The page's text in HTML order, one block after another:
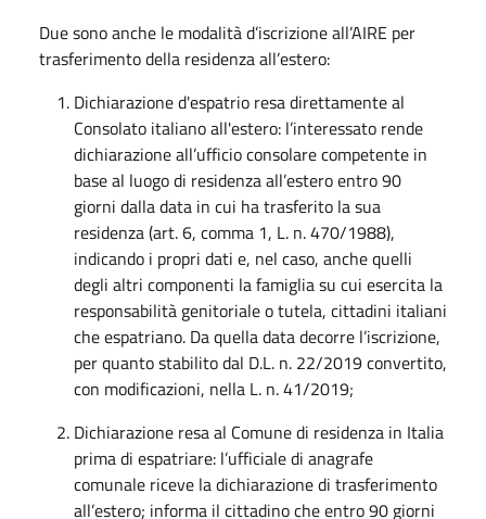
Due sono anche le modalità d’iscrizione all’AIRE per
trasferimento della residenza all’estero:
Dichiarazione d'espatrio resa direttamente al
Consolato italiano all'estero: l’interessato rende
dichiarazione all’ufficio consolare competente in
base al luogo di residenza all’estero entro 90
giorni dalla data in cui ha trasferito la sua
residenza (art. 6, comma 1, L. n. 470/1988),
indicando i propri dati e, nel caso, anche quelli
degli altri componenti la famiglia su cui esercita la
responsabilità genitoriale o tutela, cittadini italiani
che espatriano. Da quella data decorre l’iscrizione,
per quanto stabilito dal D.L. n. 22/2019 convertito,
con modificazioni, nella L. n. 41/2019;
Dichiarazione resa al Comune di residenza in Italia
prima di espatriare: l’ufficiale di anagrafe
comunale riceve la dichiarazione di trasferimento
all’estero; informa il cittadino che entro 90 giorni